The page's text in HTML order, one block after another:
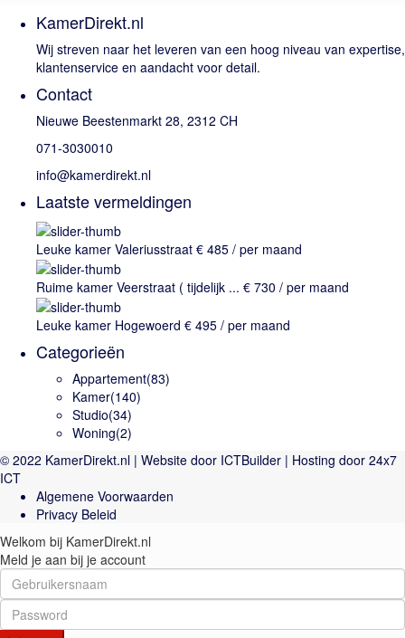
KamerDirekt.nl
Wij streven naar het leveren van een hoog niveau van expertise,
klantenservice en aandacht voor detail.
Contact
Nieuwe Beestenmarkt 28, 2312 CH
071-3030010
info@kamerdirekt.nl
Laatste vermeldingen
Leuke kamer Valeriusstraat € 485 / per maand
Ruime kamer Veerstraat ( tijdelijk ... € 730 / per maand
Leuke kamer Hogewoerd € 495 / per maand
Categorieën
Appartement(83)
Kamer(140)
Studio(34)
Woning(2)
© 2022 KamerDirekt.nl | Website door ICTBuilder | Hosting door 24x7
ICT
Algemene Voorwaarden
Privacy Beleid
Welkom bij KamerDirekt.nl
Meld je aan bij je account